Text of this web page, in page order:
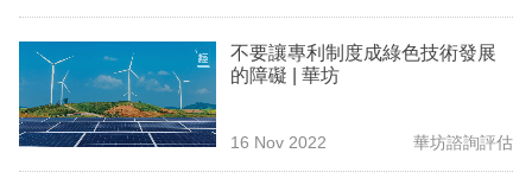
欄
訂
閱
不要讓專利制度成綠色技術發展
的障礙 | 華坊
16 Nov 2022 華坊諮詢評估